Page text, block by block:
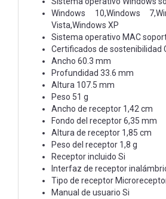
Windows 10,Windows
Vista,Windows XP
Sistema operativo MAC
Certificados de sostenibilidad
Ancho 60.3 mm
Profundidad 33.6 mm
Altura 107.5 mm
Peso 51 g
Ancho de receptor 1,42 cm
Fondo del receptor 6,35 mm
Altura de receptor 1,85 cm
Peso del receptor 1,8 g
Receptor incluido Si
Interfaz de receptor
Tipo de receptor
Manual de usuario Si